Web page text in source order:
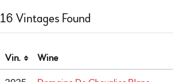
16 Vintages Found
Vin. Wine